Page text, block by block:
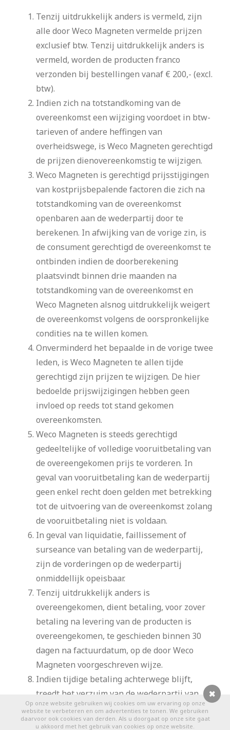
0
Tenzij uitdrukkelijk anders is vermeld, zijn
alle door Weco Magneten vermelde prijzen
exclusief btw. Tenzij uitdrukkelijk anders is
vermeld, worden de producten franco
verzonden bij bestellingen vanaf € 200,- (excl.
btw).
Indien zich na totstandkoming van de
overeenkomst een wijziging voordoet in btw-
tarieven of andere heffingen van
overheidswege, is Weco Magneten gerechtigd
de prijzen dienovereenkomstig te wijzigen.
Weco Magneten is gerechtigd prijsstijgingen
van kostprijsbepalende factoren die zich na
totstandkoming van de overeenkomst
openbaren aan de wederpartij door te
berekenen. In afwijking van de vorige zin, is
de consument gerechtigd de overeenkomst te
ontbinden indien de doorberekening
plaatsvindt binnen drie maanden na
totstandkoming van de overeenkomst en
Weco Magneten alsnog uitdrukkelijk weigert
de overeenkomst volgens de oorspronkelijke
condities na te willen komen.
Onverminderd het bepaalde in de vorige twee
leden, is Weco Magneten te allen tijde
gerechtigd zijn prijzen te wijzigen. De hier
bedoelde prijswijzigingen hebben geen
invloed op reeds tot stand gekomen
overeenkomsten.
Weco Magneten is steeds gerechtigd
gedeeltelijke of volledige vooruitbetaling van
de overeengekomen prijs te vorderen. In
geval van vooruitbetaling kan de wederpartij
geen enkel recht doen gelden met betrekking
tot de uitvoering van de overeenkomst zolang
de vooruitbetaling niet is voldaan.
In geval van liquidatie, faillissement of
surseance van betaling van de wederpartij,
zijn de vorderingen op de wederpartij
onmiddellijk opeisbaar.
Tenzij uitdrukkelijk anders is
overeengekomen, dient betaling, voor zover
betaling na levering van de producten is
overeengekomen, te geschieden binnen 30
dagen na factuurdatum, op de door Weco
Magneten voorgeschreven wijze.
Indien tijdige betaling achterwege blijft,
treedt het verzuim van de wederpartij van
rechtswege in. Vanaf de dag dat het verzuim
intreedt, is de wederpartij over het
Op onze website gebruiken wij cookies om uw ervaring op onze
website te verbeteren en om advertenties te tonen. We gebruiken
daarvoor ook cookies van derden. Als u doorgaat op onze site gaat
u akkoord met het gebruik van cookies op onze website.